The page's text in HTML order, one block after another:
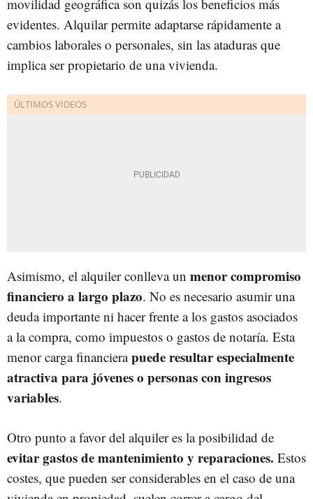
movilidad geográfica son quizás los beneficios más
evidentes. Alquilar permite adaptarse rápidamente a
cambios laborales o personales, sin las ataduras que
implica ser propietario de una vivienda.
Asimismo, el alquiler conlleva un menor compromiso
financiero a largo plazo. No es necesario asumir una
deuda importante ni hacer frente a los gastos asociados
a la compra, como impuestos o gastos de notaría. Esta
menor carga financierapuede resultar especialmente
atractiva para jóvenes o personas con ingresos
variables.
Otro punto a favor del alquiler es la posibilidad de
evitar gastos de mantenimiento y reparaciones. Estos
costes, que pueden ser considerables en el caso de una